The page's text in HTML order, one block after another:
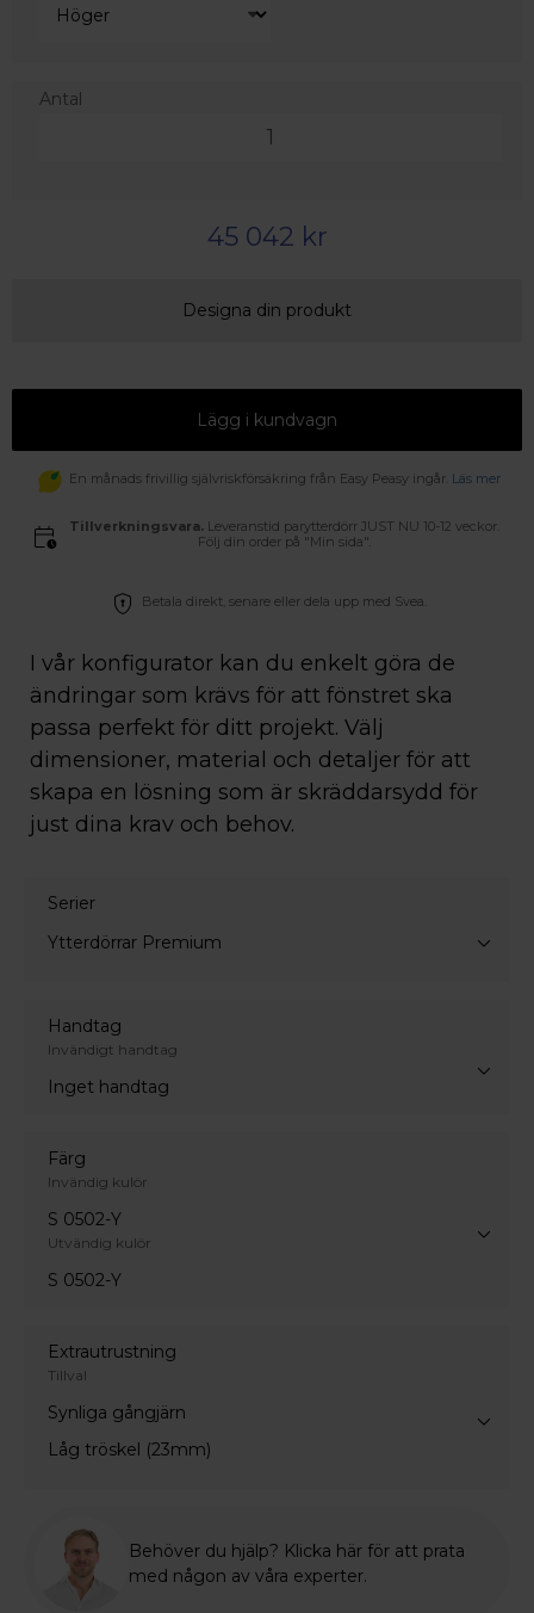
Antal
45 042 kr
Designa din produkt
Lägg i kundvagn
En månads frivillig självriskförsäkring från Easy Peasy ingår. Läs mer
Tillverkningsvara. Leveranstid parytterdörr JUST NU 10-12 veckor.
Följ din order på "Min sida".
Betala direkt, senare eller dela upp med Svea.
I vår konfigurator kan du enkelt göra de
ändringar som krävs för att fönstret ska
passa perfekt för ditt projekt. Välj
dimensioner, material och detaljer för att
skapa en lösning som är skräddarsydd för
just dina krav och behov.
Serier
Ytterdörrar Premium
Handtag
Invändigt handtag
Inget handtag
Färg
Invändig kulör
S 0502-Y
Utvändig kulör
S 0502-Y
Extrautrustning
Tillval
Synliga gångjärn
Låg tröskel (23mm)
Behöver du hjälp? Klicka här för att prata
med någon av våra experter.